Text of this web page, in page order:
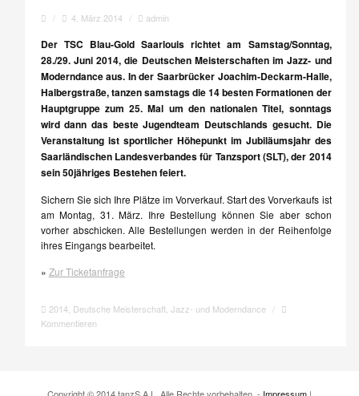
/ 4. März 2014 / admin
Der TSC Blau-Gold Saarlouis richtet am Samstag/Sonntag,
28./29. Juni 2014, die Deutschen Meisterschaften im Jazz- und
Moderndance aus. In der Saarbrücker Joachim-Deckarm-Halle,
Halbergstraße, tanzen samstags die 14 besten Formationen der
Hauptgruppe zum 25. Mal um den nationalen Titel, sonntags
wird dann das beste Jugendteam Deutschlands gesucht. Die
Veranstaltung ist sportlicher Höhepunkt im Jubiläumsjahr des
Saarländischen Landesverbandes für Tanzsport (SLT), der 2014
sein 50jähriges Bestehen feiert.
Sichern Sie sich Ihre Plätze im Vorverkauf. Start des Vorverkaufs ist
am Montag, 31. März. Ihre Bestellung können Sie aber schon
vorher abschicken. Alle Bestellungen werden in der Reihenfolge
ihres Eingangs bearbeitet.
» Zur Ticketanfrage
2014, Deutsche Meisterschaft, Jazz- und Moderndance /
Kommentieren
Copyright © 2014 tanzS.A.L. Alle Rechte vorbehalten. - Impressum |